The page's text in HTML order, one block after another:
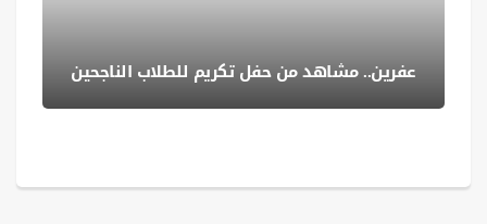
عفرين.. مشاهد من حفل تكريم للطلاب الناجحين